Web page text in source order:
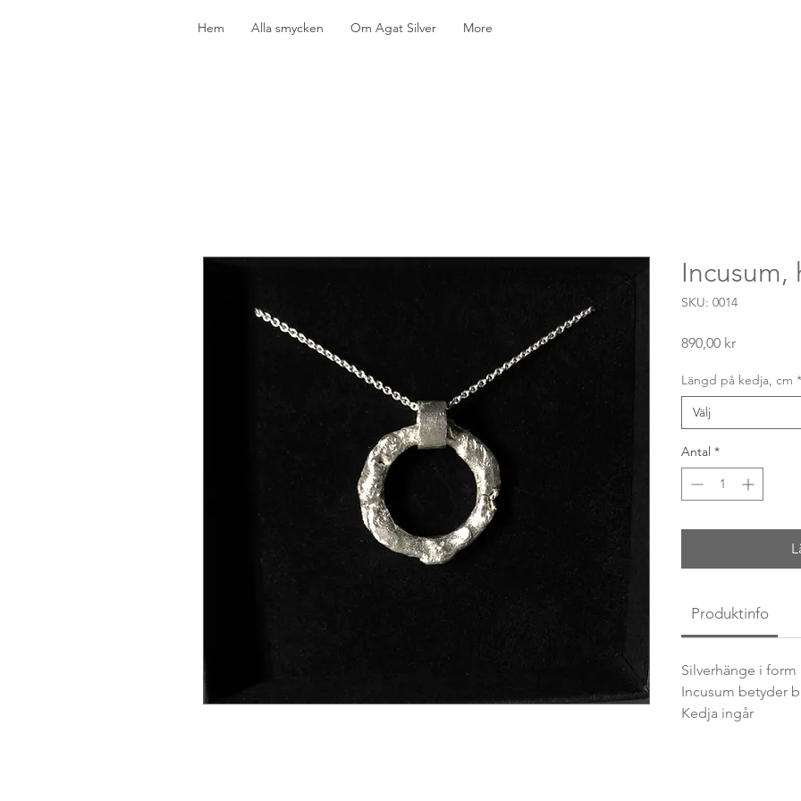
Hem Alla smycken Om Agat Silver More
Incusum,
SKU: 0014
890,00 krPris
Längd på kedja, cm *
Välj
Antal *
Produktinfo
Silverhänge i
Incusum betyder
Kedja ingår